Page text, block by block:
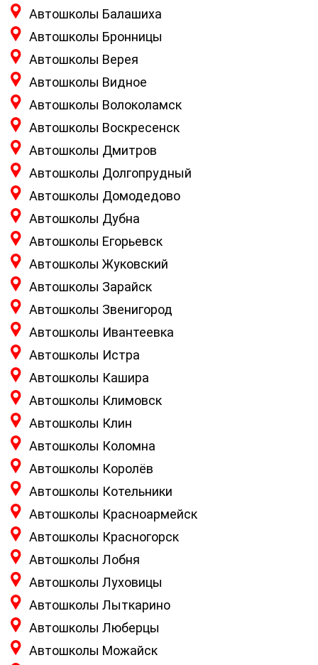
Автошколы Балашиха
Автошколы Бронницы
Автошколы Верея
Автошколы Видное
Автошколы Волоколамск
Автошколы Воскресенск
Автошколы Дмитров
Автошколы Долгопрудный
Автошколы Домодедово
Автошколы Дубна
Автошколы Егорьевск
Автошколы Жуковский
Автошколы Зарайск
Автошколы Звенигород
Автошколы Ивантеевка
Автошколы Истра
Автошколы Кашира
Автошколы Климовск
Автошколы Клин
Автошколы Коломна
Автошколы Королёв
Автошколы Котельники
Автошколы Красноармейск
Автошколы Красногорск
Автошколы Лобня
Автошколы Луховицы
Автошколы Лыткарино
Автошколы Люберцы
Автошколы Можайск